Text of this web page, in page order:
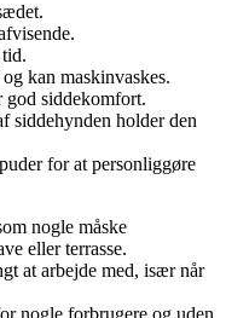
kan maskinvaskes.
god siddekomfort.
siddehynden holder den
for at personliggøre
nogle måske
eller terrasse.
at arbejde med, især når